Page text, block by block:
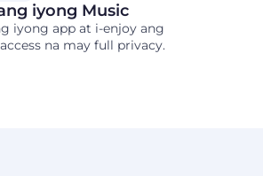
iyong Music
iyong app at i-enjoy ang
na may full privacy.